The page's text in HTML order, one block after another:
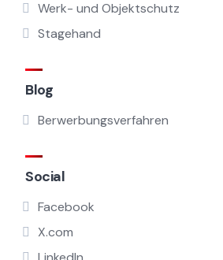
Werk- und Objektschutz
Stagehand
Blog
Berwerbungsverfahren
Social
Facebook
X.com